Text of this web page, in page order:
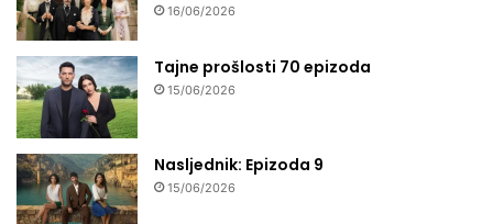
16/06/2026
Tajne prošlosti 70 epizoda
15/06/2026
Nasljednik: Epizoda 9
15/06/2026